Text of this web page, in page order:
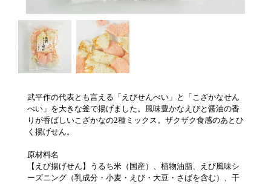
武平作の代表とも言える「えびせんべい」と「こざかなせん
べい」を大きな釜で揚げました。風味豊かなえびと醤油の香
りが香ばしいこざかなの2種ミックス。ザクザク食感のあとひ
く揚げせん。
原材料名
【えび揚げせん】うるち米（国産）、植物油脂、えび風味シ
ーズニング（乳成分・小麦・えび・大豆・さばを含む）、干